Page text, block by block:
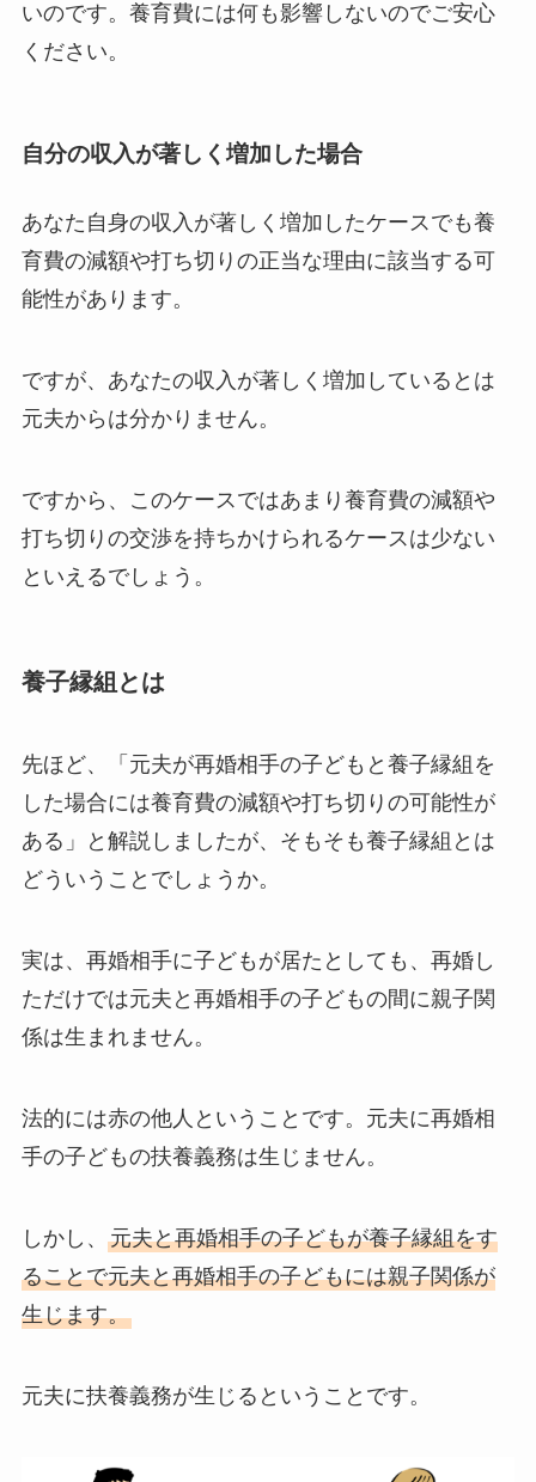
いのです。養育費には何も影響しないのでご安心
ください。
自分の収入が著しく増加した場合
あなた自身の収入が著しく増加したケースでも養
育費の減額や打ち切りの正当な理由に該当する可
能性があります。
ですが、あなたの収入が著しく増加しているとは
元夫からは分かりません。
ですから、このケースではあまり養育費の減額や
打ち切りの交渉を持ちかけられるケースは少ない
といえるでしょう。
養子縁組とは
先ほど、「元夫が再婚相手の子どもと養子縁組を
した場合には養育費の減額や打ち切りの可能性が
ある」と解説しましたが、そもそも養子縁組とは
どういうことでしょうか。
実は、再婚相手に子どもが居たとしても、再婚し
ただけでは元夫と再婚相手の子どもの間に親子関
係は生まれません。
法的には赤の他人ということです。元夫に再婚相
手の子どもの扶養義務は生じません。
しかし、 元夫と再婚相手の子どもが養子縁組をす
ることで元夫と再婚相手の子どもには親子関係が
生じます。
元夫に扶養義務が生じるということです。